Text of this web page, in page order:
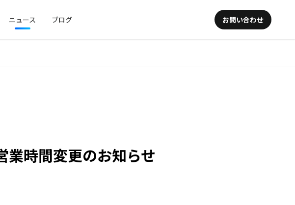
ニュース ブログ お問い合わせ
業時間変更のお知らせ